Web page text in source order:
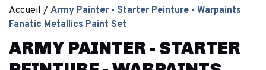
Accueil
Army Painter - Starter Peinture - Warpaints
Fanatic Metallics Paint Set
ARMY PAINTER - STARTER